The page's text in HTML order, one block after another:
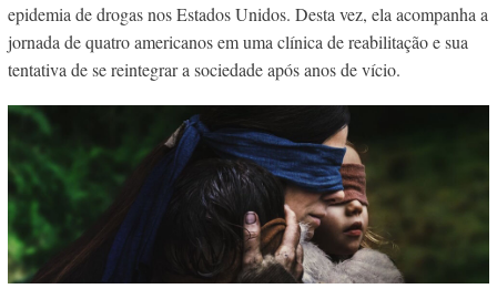
epidemia de drogas nos Estados Unidos. Desta vez, ela acompanha a
jornada de quatro americanos em uma clínica de reabilitação e sua
tentativa de se reintegrar a sociedade após anos de vício.